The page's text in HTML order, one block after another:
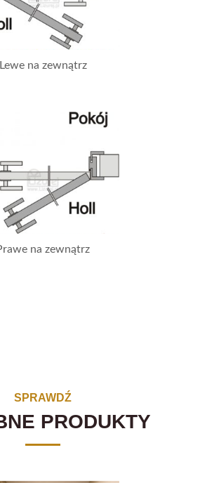
Lewe na zewnątrz
na zewnątrz
SPRAWDŹ
PRODUKTY